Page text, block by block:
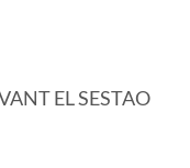
EL SESTAO